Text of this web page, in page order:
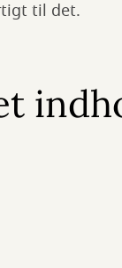
til det.